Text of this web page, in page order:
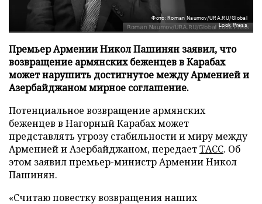
Фото: Roman Naumov/URA.RU/Global
Look Press
Премьер Армении Никол Пашинян заявил, что
возвращение армянских беженцев в Карабах
может нарушить достигнутое между Арменией и
Азербайджаном мирное соглашение.
Потенциальное возвращение армянских
беженцев в Нагорный Карабах может
представлять угрозу стабильности и миру между
Арменией и Азербайджаном, передаетТАСС. Об
этом заявил премьер-министр Армении Никол
Пашинян.
«Считаю повестку возвращения наших